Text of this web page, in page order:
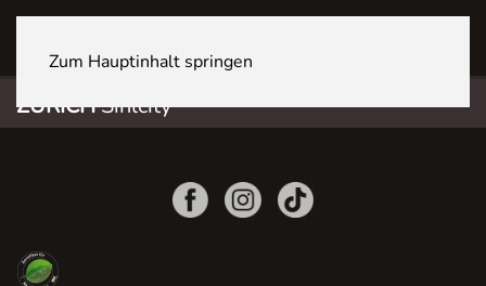
Zum Hauptinhalt springen
ZÜRICHSihlcity